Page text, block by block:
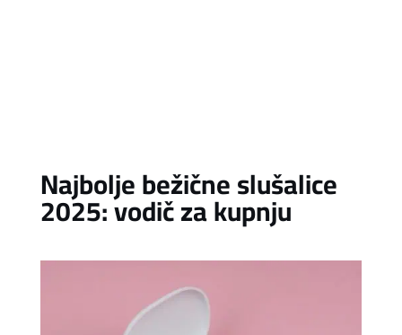
Najbolje bežične slušalice
2025: vodič za kupnju